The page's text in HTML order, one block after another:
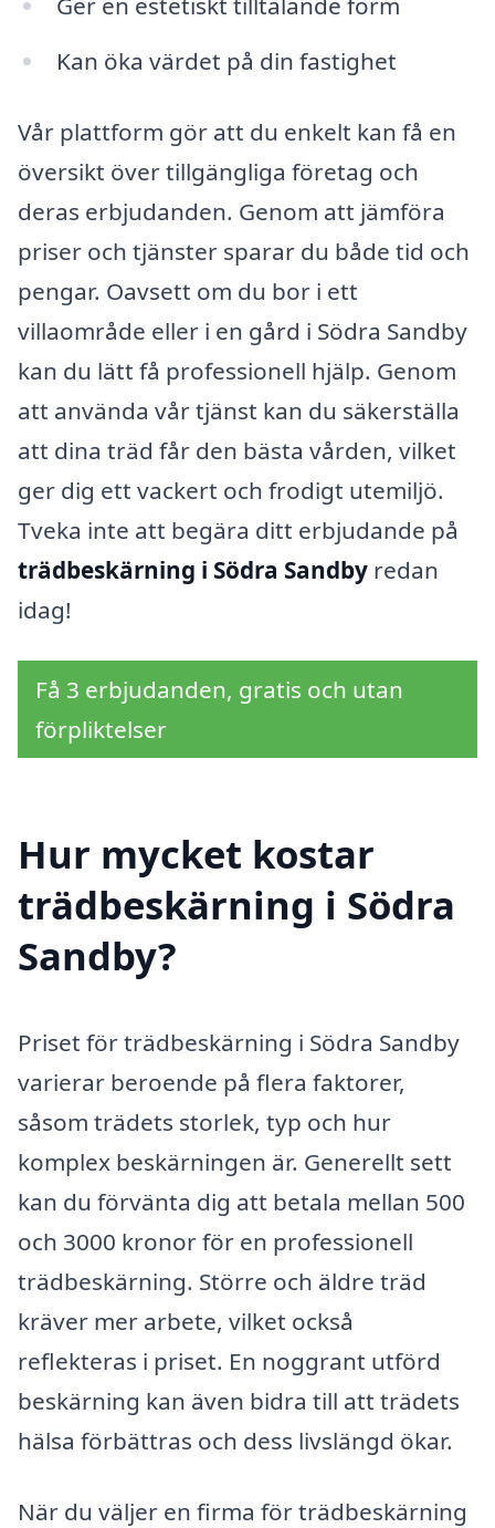
Kan öka värdet på din fastighet
Vår plattform gör att du enkelt kan få en
översikt över tillgängliga företag och
deras erbjudanden. Genom att jämföra
priser och tjänster sparar du både tid och
pengar. Oavsett om du bor i ett
villaområde eller i en gård i Södra Sandby
kan du lätt få professionell hjälp. Genom
att använda vår tjänst kan du säkerställa
att dina träd får den bästa vården, vilket
ger dig ett vackert och frodigt utemiljö.
Tveka inte att begära ditt erbjudande på
trädbeskärning i Södra Sandby redan
idag!
Få 3 erbjudanden, gratis och utan
förpliktelser
Hur mycket kostar
trädbeskärning i Södra
Sandby?
Priset för trädbeskärning i Södra Sandby
varierar beroende på flera faktorer,
såsom trädets storlek, typ och hur
komplex beskärningen är. Generellt sett
kan du förvänta dig att betala mellan 500
och 3000 kronor för en professionell
trädbeskärning. Större och äldre träd
kräver mer arbete, vilket också
reflekteras i priset. En noggrant utförd
beskärning kan även bidra till att trädets
hälsa förbättras och dess livslängd ökar.
När du väljer en firma för trädbeskärning